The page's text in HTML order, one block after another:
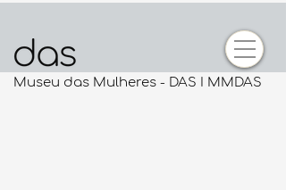
Museu das Mulheres - DAS I MMDAS